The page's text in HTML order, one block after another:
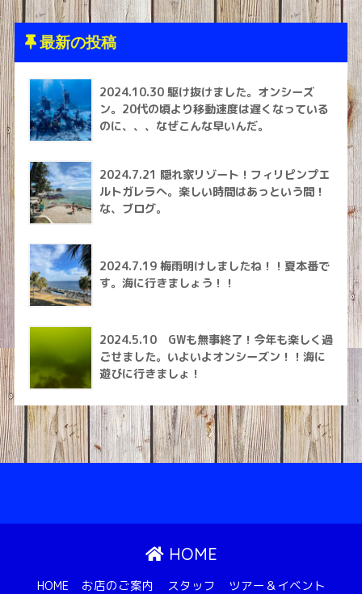
最新の投稿
2024.10.30 駆け抜けました。オンシーズ
ン。20代の頃より移動速度は遅くなっている
のに、、、なぜこんな早いんだ。
2024.7.21 隠れ家リゾート！フィリピンプエ
ルトガレラへ。楽しい時間はあっという間！
な、ブログ。
2024.7.19 梅雨明けしましたね！！夏本番で
す。海に行きましょう！！
2024.5.10 GWも無事終了！今年も楽しく過
ごせました。いよいよオンシーズン！！海に
遊びに行きましょ！
HOME
HOME お店のご案内 スタッフ ツアー＆イベント